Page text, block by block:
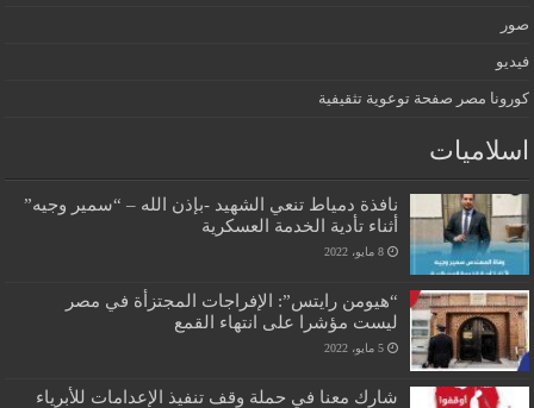
صور
فيديو
كورونا مصر صفحة توعوية تثقيفية
اسلاميات
نافذة دمياط تنعي الشهيد -بإذن الله – “سمير وجيه”
أثناء تأدية الخدمة العسكرية
8 مايو، 2022
“هيومن رايتس”: الإفراجات المجتزأة في مصر
ليست مؤشرا على انتهاء القمع
5 مايو، 2022
شارك معنا في حملة وقف تنفيذ الإعدامات للأبرياء